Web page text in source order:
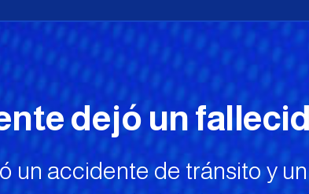
dejó un
un accidente de tránsito y